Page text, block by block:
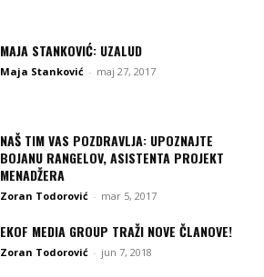
MAJA STANKOVIĆ: UZALUD
Maja Stanković - maj 27, 2017
NAŠ TIM VAS POZDRAVLJA: UPOZNAJTE
BOJANU RANGELOV, ASISTENTA PROJEKT
MENADŽERA
Zoran Todorović - mar 5, 2017
EKOF MEDIA GROUP TRAŽI NOVE ČLANOVE!
Zoran Todorović - jun 7, 2018